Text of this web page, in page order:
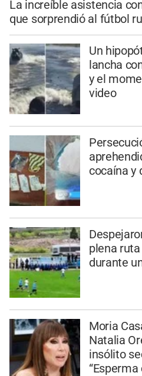
La increíble asistencia
que sorprendió al fútbol
Un
lancha
y el
video
cocaína y
plena
durante
Moria
Natalia
insólito